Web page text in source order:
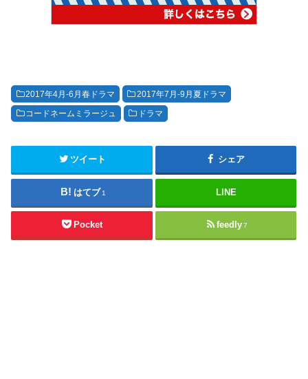
2017年4月-6月春ドラマ 2017年7月-9月夏ドラマ
コードネームミラージュ ドラマ
ツイート シェア
はてブ 1 LINE
Pocket feedly 7